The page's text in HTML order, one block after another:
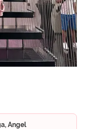
Angel